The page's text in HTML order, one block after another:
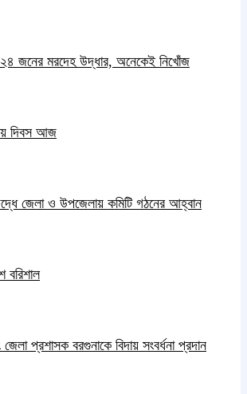
জনের মরদেহ উদ্ধার, অনেকেই নিখোঁজ
দিবস আজ
জেলা ও উপজেলায় কমিটি গঠনের আহ্বান
বরিশাল
প্রশাসক বরগুনাকে বিদায় সংবর্ধনা প্রদান